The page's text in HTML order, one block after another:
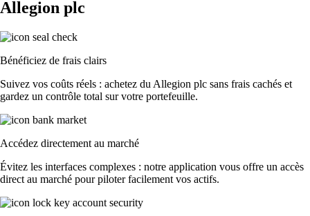
Allegion plc
Bénéficiez de frais clairs
Suivez vos coûts réels : achetez du Allegion plc sans frais cachés et
gardez un contrôle total sur votre portefeuille.
Accédez directement au marché
Évitez les interfaces complexes : notre application vous offre un accès
direct au marché pour piloter facilement vos actifs.